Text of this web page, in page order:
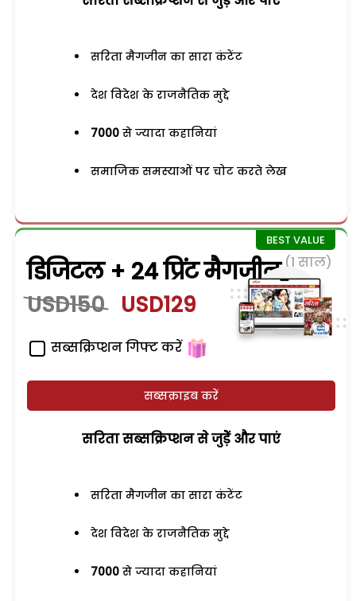
सरिता मैगजीन का सारा कंटेंट
देश विदेश के राजनैतिक मुद्दे
7000 से ज्यादा कहानियां
समाजिक समस्याओं पर चोट करते लेख
डिजिटल + 24 प्रिंट मैगजीन (1 साल)
USD150 USD129
सब्सक्रिप्शन गिफ्ट करें
सब्सक्राइब करें
सरिता सब्सक्रिप्शन से जुड़ेें और पाएं
सरिता मैगजीन का सारा कंटेंट
देश विदेश के राजनैतिक मुद्दे
7000 से ज्यादा कहानियां